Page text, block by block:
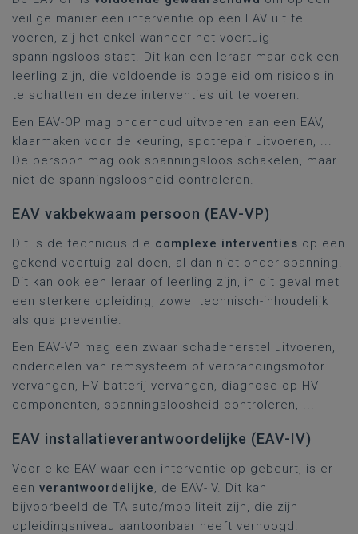
veilige manier een interventie op een EAV uit te
voeren, zij het enkel wanneer het voertuig
spanningsloos staat. Dit kan een leraar maar ook een
leerling zijn, die voldoende is opgeleid om risico's in
te schatten en deze interventies uit te voeren.
Een EAV-OP mag onderhoud uitvoeren aan een EAV,
klaarmaken voor de keuring, spotrepair uitvoeren, ...
De persoon mag ook spanningsloos schakelen, maar
niet de spanningsloosheid controleren.
EAV vakbekwaam persoon (EAV-VP)
Dit is de technicus die complexe interventies op een
gekend voertuig zal doen, al dan niet onder spanning.
Dit kan ook een leraar of leerling zijn, in dit geval met
een sterkere opleiding, zowel technisch-inhoudelijk
als qua preventie.
Een EAV-VP mag een zwaar schadeherstel uitvoeren,
onderdelen van remsysteem of verbrandingsmotor
vervangen, HV-batterij vervangen, diagnose op HV-
componenten, spanningsloosheid controleren, ...
EAV installatieverantwoordelijke (EAV-IV)
Voor elke EAV waar een interventie op gebeurt, is er
een verantwoordelijke, de EAV-IV. Dit kan
bijvoorbeeld de TA auto/mobiliteit zijn, die zijn
opleidingsniveau aantoonbaar heeft verhoogd.